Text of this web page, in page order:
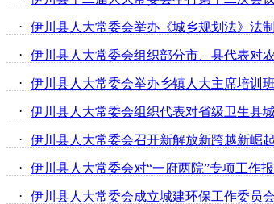
· 伊川县人大常委会举办《城乡规划法》法
· 伊川县人大常委会组织部分市、县代表对
· 伊川县人大常委会举办乡镇人大主席培训班
· 伊川县人大常委会组织代表对省级卫生县
· 伊川县人大常委会召开新解放新跨越新崛
· 伊川县人大常委会对“一府两院”专项工作
· 伊川县人大常委会成立城建环保工作委员会